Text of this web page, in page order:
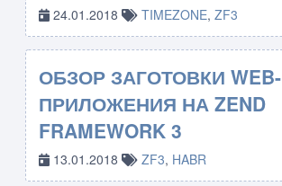
24.01.2018 TIMEZONE, ZF3
ОБЗОР ЗАГОТОВКИ WEB-
ПРИЛОЖЕНИЯ НА ZEND
FRAMEWORK 3
13.01.2018 ZF3, HABR